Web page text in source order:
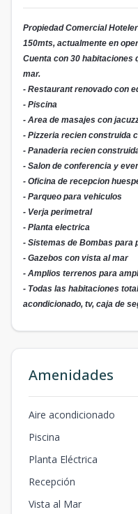
Propiedad Comercial
150mts, actualmente en
Cuenta con 30
mar.
- Restaurant renovado con
- Piscina
- Area de masajes con
- Pizzeria recien construida
- Panaderia recien
- Salon de conferencia y
- Oficina de recepcion
- Parqueo para vehiculos
- Verja perimetral
- Planta electrica
- Sistemas de Bombas para
- Gazebos con vista al mar
- Amplios terrenos para
- Todas las habitaciones
acondicionado, tv, caja de
Amenidades
Aire acondicionado
Piscina
Planta Eléctrica
Recepción
Vista al Mar